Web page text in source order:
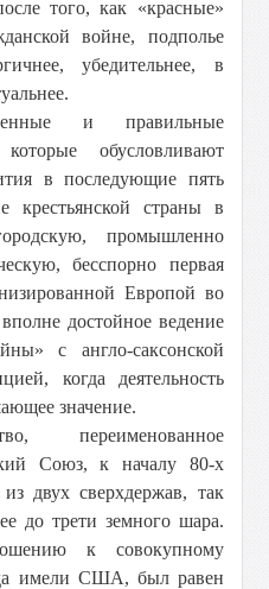
того, как «красные»
войне, подполье
убедительнее, в
и правильные
обусловливают
в последующие пять
крестьянской страны в
промышленно
бесспорно первая
Европой во
достойное ведение
с англо-саксонской
когда деятельность
значение.
переименованное
Союз, к началу 80-х
двух сверхдержав, так
до трети земного шара.
к совокупному
имели США, был равен